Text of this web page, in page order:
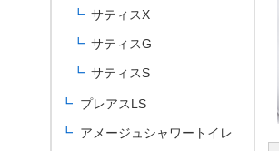
サティスX
サティスG
サティスS
プレアスLS
アメージュシャワートイレ